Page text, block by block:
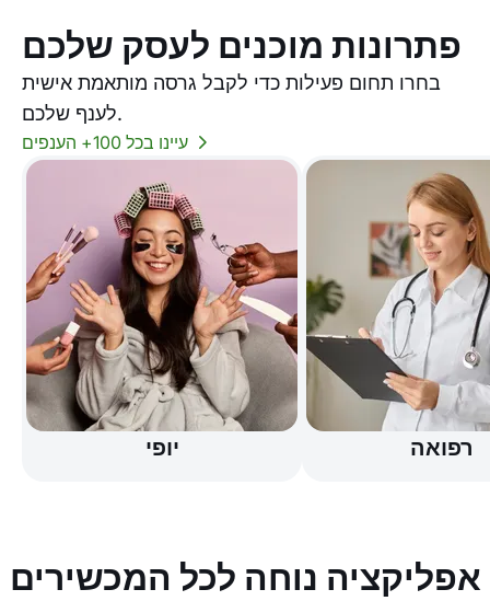
פתרונות מוכנים לעסק שלכם
בחרו תחום פעילות כדי לקבל גרסה מותאמת אישית
לענף שלכם.
עיינו בכל 100+ הענפים
יופי רפואה
אפליקציה נוחה לכל המכשירים